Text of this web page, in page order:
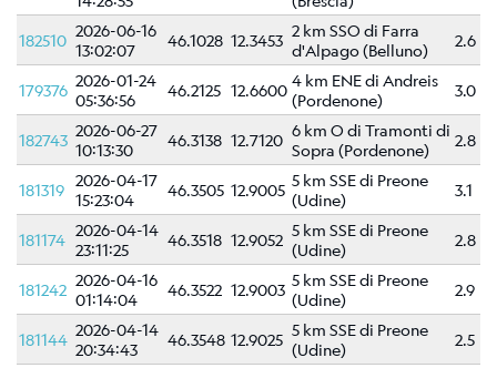
Tensore
Momento
Background
scientifico
Bibliografia
Links
relativi
Nestore
Contatti
182510 2026-06-16
13:02:07
46.1028 12.3453 2 km SSO di Farra
d'Alpago (Belluno)
2.6
179376 2026-01-24
05:36:56
46.2125 12.6600 4 km ENE di Andreis
(Pordenone)
3.0
182743 2026-06-27
10:13:30
46.3138 12.7120 6 km O di Tramonti di
Sopra (Pordenone)
2.8
181319 2026-04-17
15:23:04
46.3505 12.9005 5 km SSE di Preone
(Udine)
3.1
181174 2026-04-14
23:11:25
46.3518 12.9052 5 km SSE di Preone
(Udine)
2.8
181242 2026-04-16
01:14:04
46.3522 12.9003 5 km SSE di Preone
(Udine)
2.9
181144 2026-04-14
20:34:43
46.3548 12.9025 5 km SSE di Preone
(Udine)
2.5